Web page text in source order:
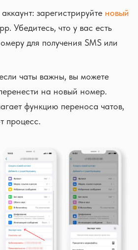
зарегистрируйте новый
Убедитесь, что у вас есть
для получения SMS или
чаты важны, вы можете
на новый номер.
функцию переноса чатов,
процесс.